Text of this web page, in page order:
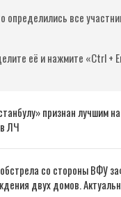
определились все
её и нажмите «Ctrl +
признан лучшим
ЛЧ
со стороны ВФУ
двух домов.